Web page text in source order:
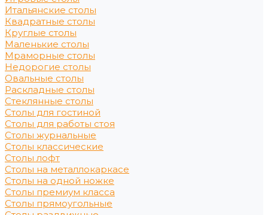
Итальянские столы
Квадратные столы
Круглые столы
Маленькие столы
Мраморные столы
Недорогие столы
Овальные столы
Раскладные столы
Стеклянные столы
Столы для гостиной
Столы для работы стоя
Столы журнальные
Столы классические
Столы лофт
Столы на металлокаркасе
Столы на одной ножке
Столы премиум класса
Столы прямоугольные